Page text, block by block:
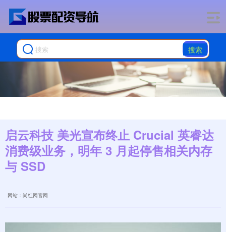
搜索
启云科技 美光宣布终止 Crucial 英睿达
消费级业务，明年 3 月起停售相关内存
与 SSD
网站：尚红网官网